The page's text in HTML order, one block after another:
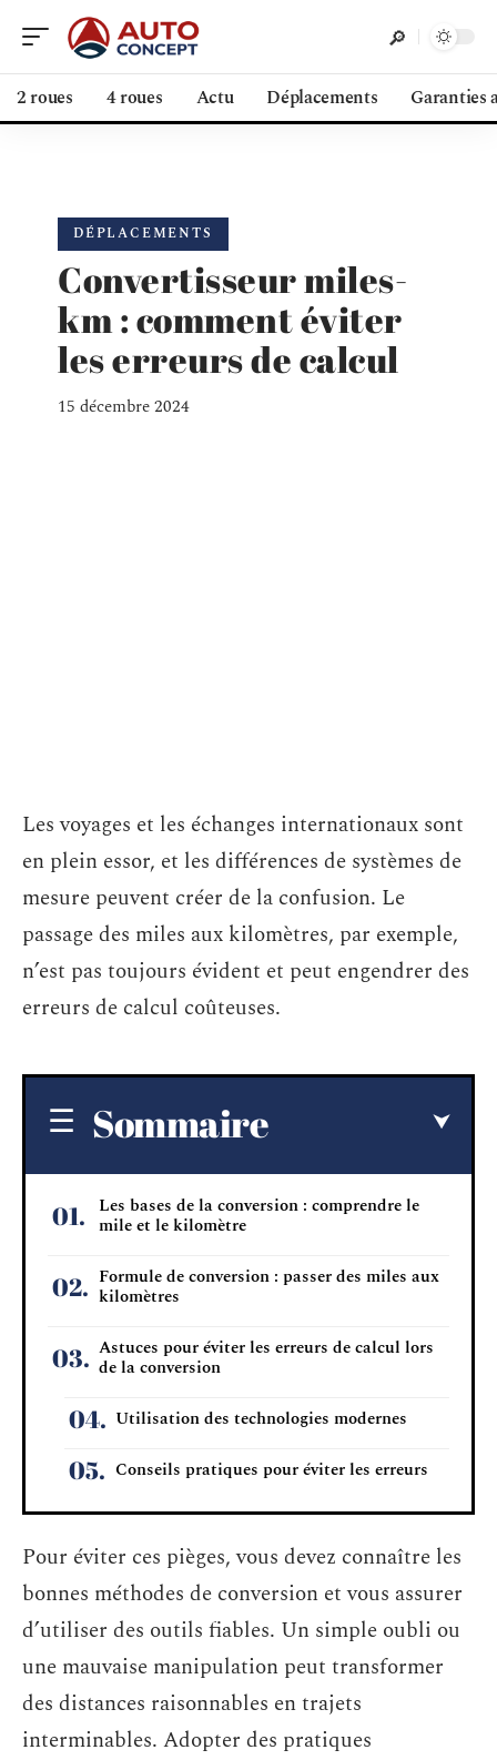
2 roues 4 roues Actu Déplacements Garanties
DÉPLACEMENTS
Convertisseur miles-
km : comment éviter
les erreurs de calcul
15 décembre 2024
Les voyages et les échanges internationaux sont
en plein essor, et les différences de systèmes de
mesure peuvent créer de la confusion. Le
passage des miles aux kilomètres, par exemple,
n’est pas toujours évident et peut engendrer des
erreurs de calcul coûteuses.
Sommaire
Les bases de la conversion : comprendre le
mile et le kilomètre
Formule de conversion : passer des miles aux
kilomètres
Astuces pour éviter les erreurs de calcul lors
de la conversion
Utilisation des technologies modernes
Conseils pratiques pour éviter les erreurs
Pour éviter ces pièges, vous devez connaître les
bonnes méthodes de conversion et vous assurer
d’utiliser des outils fiables. Un simple oubli ou
une mauvaise manipulation peut transformer
des distances raisonnables en trajets
interminables. Adopter des pratiques